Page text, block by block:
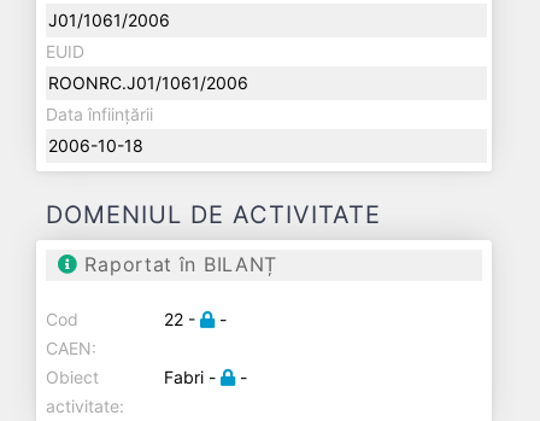
J01/1061/2006
EUID
ROONRC.J01/1061/2006
Data înființării
2006-10-18
DOMENIUL DE ACTIVITATE
Raportat în BILANȚ
Cod
CAEN:
22 - -
Obiect
activitate:
Fabri - -